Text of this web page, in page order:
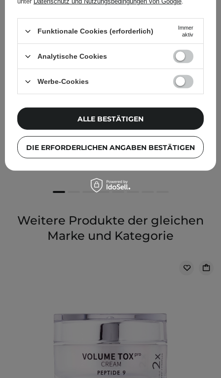
Medicube – Zero Pore Toner – Peeling-Gesichtswasser
mit Säuren – 250 ml
16,95 €
Weitere Produkte der gleichen
Marke und Kategorie
Funktionale Cookies (erforderlich)
Immer
aktiv
Analytische Cookies
Werbe-Cookies
DIE ERFORDERLICHEN ANGABEN BESTÄTIGEN
ALLE BESTÄTIGEN